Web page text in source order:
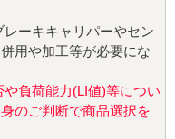
ーキキャリパーやセン
用や加工等が必要にな
負荷能力(LI値)等につい
のご判断で商品選択を